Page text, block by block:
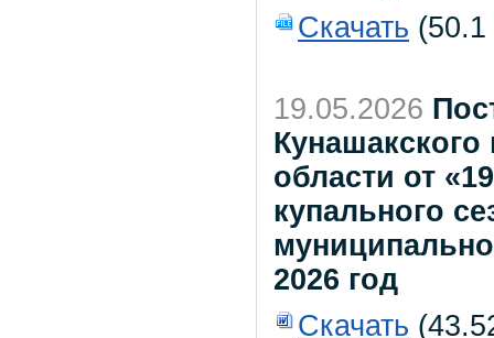
Скачать
19.05.2026
области от
купального
2026 год
Скачать